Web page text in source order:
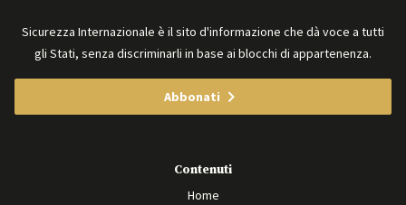
Sicurezza Internazionale è il sito d'informazione che dà voce a tutti
gli Stati, senza discriminarli in base ai blocchi di appartenenza.
Abbonati
Contenuti
Home